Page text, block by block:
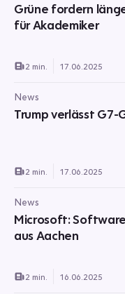
Grüne fordern
für Akademiker
2 min. 17.06.2025
News
Trump verlässt
2 min. 17.06.2025
News
Microsoft:
aus Aachen
2 min. 16.06.2025